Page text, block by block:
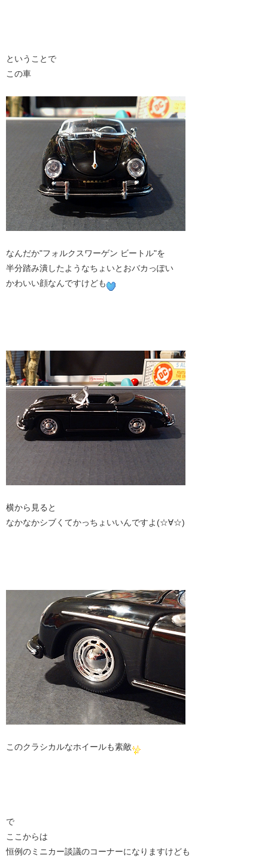
ということで
この車
なんだか"フォルクスワーゲン ビートル"を
半分踏み潰したようなちょいとおバカっぽい
かわいい顔なんですけども
横から見ると
なかなかシブくてかっちょいいんですよ(☆∀☆)
このクラシカルなホイールも素敵
で
ここからは
恒例のミニカー談議のコーナーになりますけども